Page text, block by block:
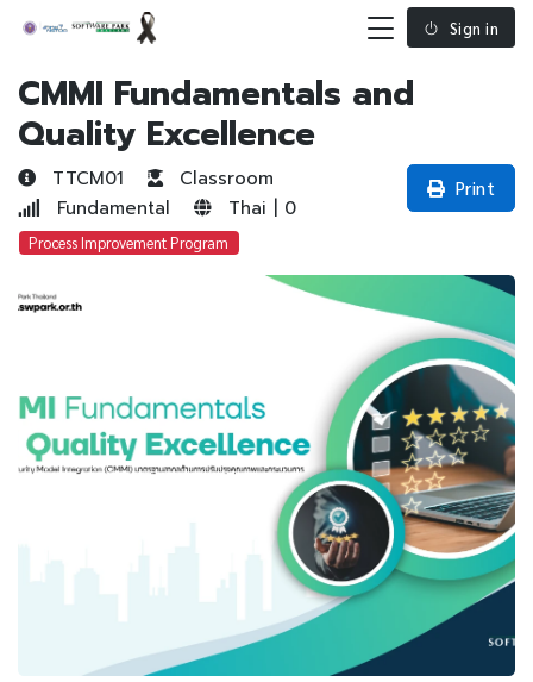
Sign in
CMMI Fundamentals and
Quality Excellence
TTCM01
Classroom
Fundamental
Thai | 0
Process Improvement Program
Print